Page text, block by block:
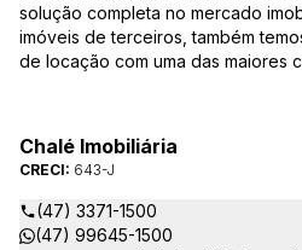
solução completa no mercado
imóveis de terceiros, também
de locação com uma das maiores
Arte Imóveis. E também
Valores.
Chalé Imobiliária
CRECI: 643-J
(47) 3371-1500
(47) 99645-1500